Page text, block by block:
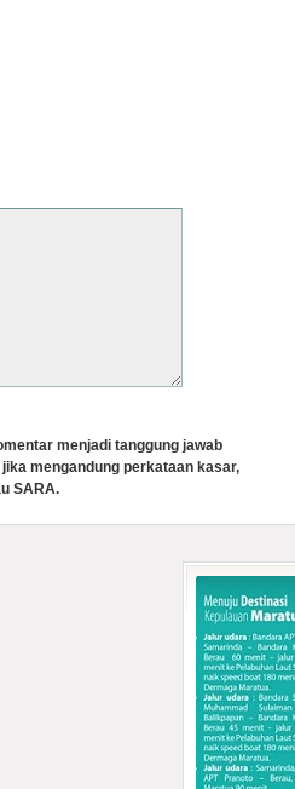
menjadi tanggung jawab
mengandung perkataan kasar,
SARA.